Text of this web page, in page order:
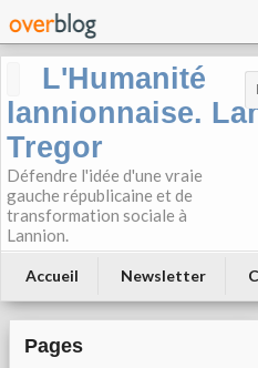
L'Humanité
lannionnaise.
Tregor
Défendre l'idée d'une vraie
gauche républicaine et de
transformation sociale à
Lannion.
Accueil Newsletter
Pages